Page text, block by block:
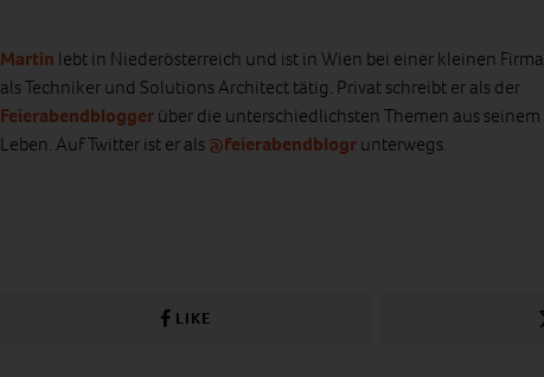
Martin lebt in Niederösterreich und ist in Wien bei einer kleinen Firma
als Techniker und Solutions Architect tätig. Privat schreibt er als der
Feierabendbloggerüber die unterschiedlichsten Themen aus seinem
Leben. Auf Twitter ist er als@feierabendblogrunterwegs.
LIKE